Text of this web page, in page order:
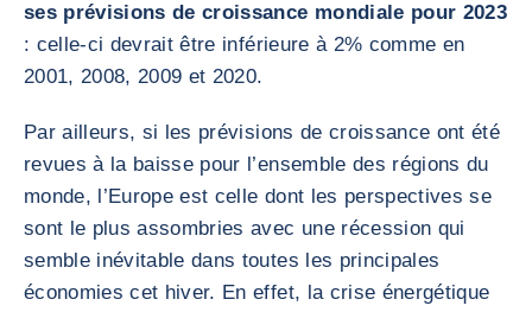
ses prévisions de croissance mondiale pour 2023
: celle-ci devrait être inférieure à 2% comme en
2001, 2008, 2009 et 2020.
Par ailleurs, si les prévisions de croissance ont été
revues à la baisse pour l’ensemble des régions du
monde, l’Europe est celle dont les perspectives se
sont le plus assombries avec une récession qui
semble inévitable dans toutes les principales
économies cet hiver. En effet, la crise énergétique